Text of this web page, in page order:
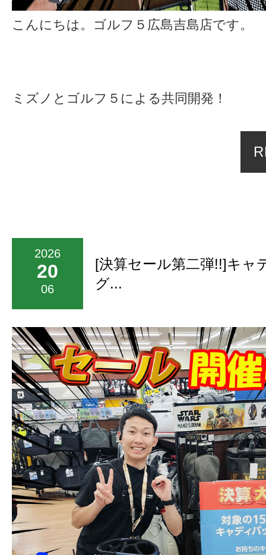
こんにちは。ゴルフ５広島吉島店です。
ミズノとゴルフ５による共同開発！
2026
20
06
[決算セール第二弾!!]キャ
グ...